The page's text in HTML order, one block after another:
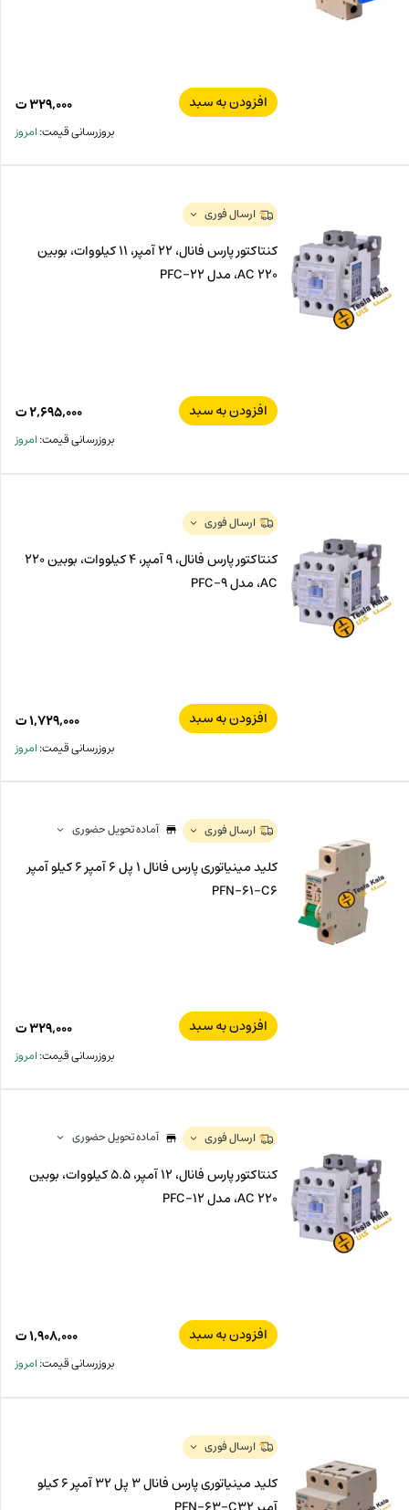
افزودن به سبد ۳۲۹,۰۰۰ت
بروزرسانی قیمت:امروز
ارسال فوری
کنتاکتور پارس فانال، 22 آمپر، 11 کیلووات، بوبین
220 AC، مدل PFC-22
افزودن به سبد ۲,۶۹۵,۰۰۰ت
بروزرسانی قیمت:امروز
ارسال فوری
کنتاکتور پارس فانال، 9 آمپر، 4 کیلووات، بوبین 220
AC، مدل PFC-9
افزودن به سبد ۱,۷۲۹,۰۰۰ت
بروزرسانی قیمت:امروز
ارسال فوری آماده تحویل حضوری
کلید مینیاتوری پارس فانال 1 پل 6 آمپر 6 کیلو آمپر
PFN-61-C6
افزودن به سبد ۳۲۹,۰۰۰ت
بروزرسانی قیمت:امروز
ارسال فوری آماده تحویل حضوری
کنتاکتور پارس فانال، 12 آمپر، 5.5 کیلووات، بوبین
220 AC، مدل PFC-12
افزودن به سبد ۱,۹۰۸,۰۰۰ت
بروزرسانی قیمت:امروز
ارسال فوری
کلید مینیاتوری پارس فانال 3 پل 32 آمپر 6 کیلو